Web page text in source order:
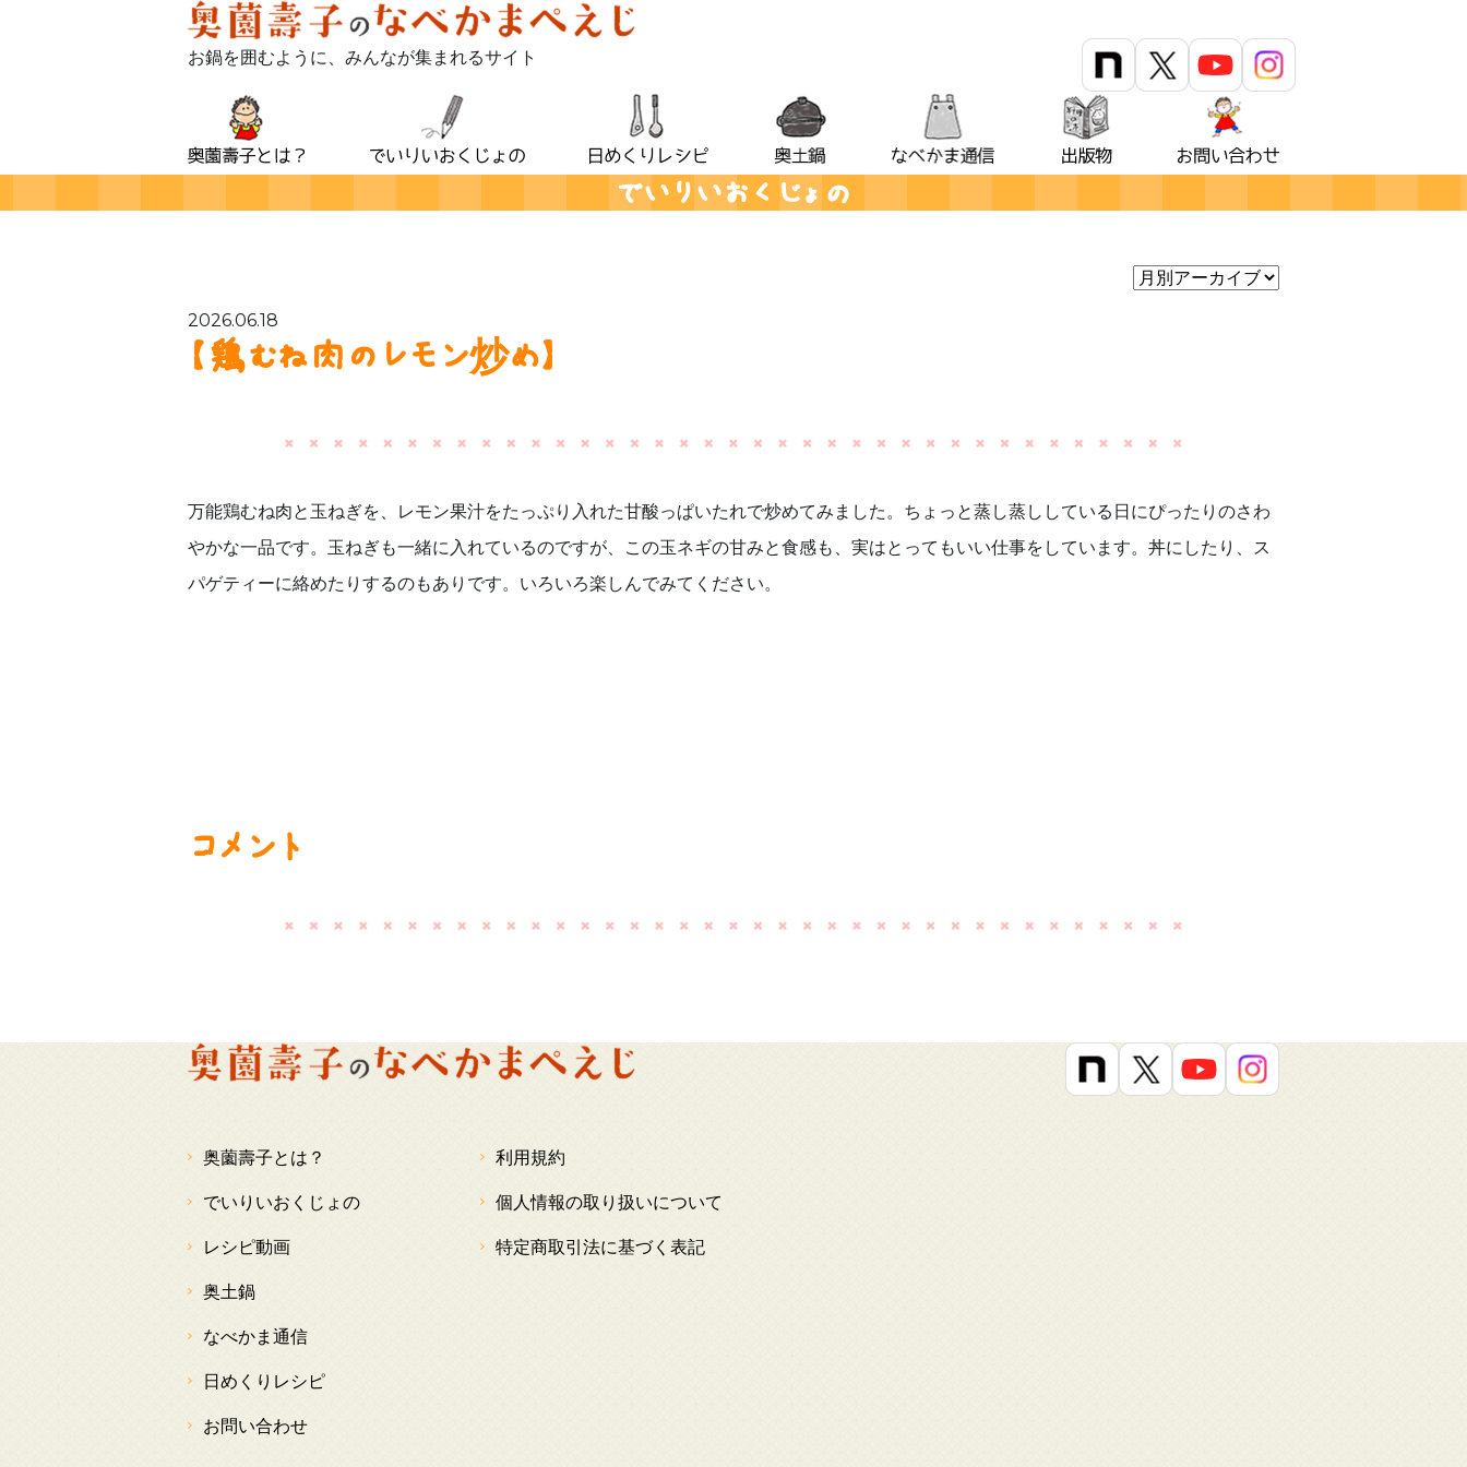
お鍋を囲むように、みんなが集まれるサイト
でいりいおくじょの
2026.06.18
【鶏むね肉のレモン炒め】
万能鶏むね肉と玉ねぎを、レモン果汁をたっぷり入れた甘酸っぱいたれで炒めてみました。ちょっと蒸し蒸ししている日にぴったりのさわ
やかな一品です。玉ねぎも一緒に入れているのですが、この玉ネギの甘みと食感も、実はとってもいい仕事をしています。丼にしたり、ス
パゲティーに絡めたりするのもありです。いろいろ楽しんでみてください。
コメント
奥薗壽子とは？
でいりいおくじょの
レシピ動画
奥土鍋
なべかま通信
日めくりレシピ
お問い合わせ
利用規約
個人情報の取り扱いについて
特定商取引法に基づく表記